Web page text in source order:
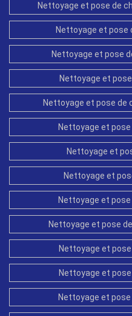
Nettoyage et pose de
Nettoyage et pose
Nettoyage et pose
Nettoyage et
Nettoyage et pose de
Nettoyage et
Nettoyage et
Nettoyage et
Nettoyage et
Nettoyage et pose
Nettoyage et
Nettoyage et
Nettoyage et